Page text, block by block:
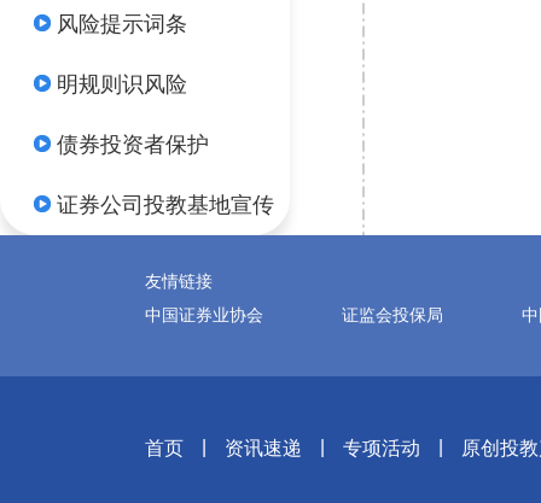
风险提示词条
明规则识风险
债券投资者保护
证券公司投教基地宣传
友情链接
中国证券业协会
证监会投保局
首页 资讯速递 专项活动 原创投